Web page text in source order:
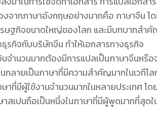
งจากภาษาอังกฤษอย่างมากคือ ภาษาจีน โ
รษฐกิจขนาดใหญ่ของโลก และมีบทบาทสำ
รกิจกับบริษัทจีน ทำให้เอกสารทางธุรกิจ
จำนวนมากต้องมีการแปลเป็นภาษาจีนหรือ
ลายเป็นภาษาที่มีความสำคัญมากในเวทีโล
ที่มีผู้ใช้งานจำนวนมากในหลายประเทศ โด
าสเปนถือเป็นหนึ่งในภาษาที่มีผู้พูดมากที่สุดใ